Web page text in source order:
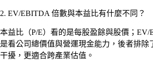
2. EV/EBITDA 倍數與本益比有什麼不同？
本益比（P/E）看的是每股盈餘與股價；EV/
是看公司總價值與營運現金能力，後者排除
干擾，更適合跨產業估值。